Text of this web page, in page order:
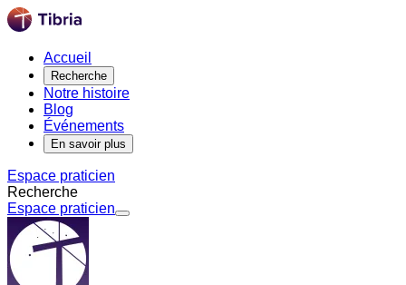
Accueil
Recherche
Notre histoire
Blog
Événements
En savoir plus
Espace praticien
Recherche
Espace praticien